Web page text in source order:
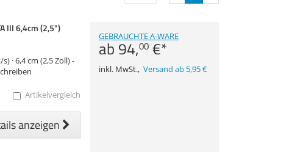
III 6,4cm (2,5")
· 6,4 cm (2,5 Zoll) -
Artikelvergleich
anzeigen
GEBRAUCHTE A-WARE
ab 94,00 €*
inkl. MwSt.,Versand ab 5,95 €